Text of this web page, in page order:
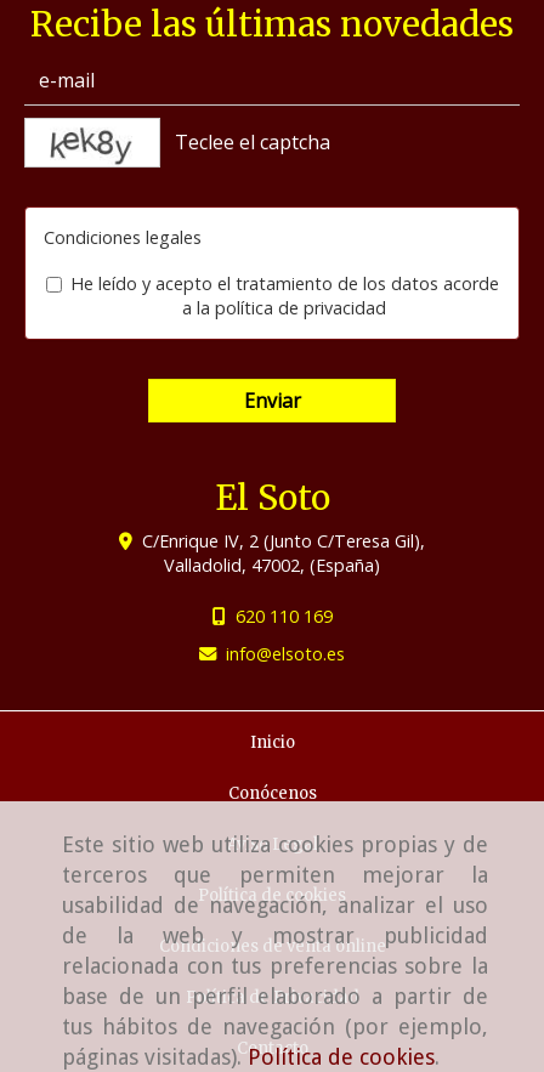
Este sitio web utiliza cookies propias y de
terceros que permiten mejorar la
usabilidad de navegación, analizar el uso
de la web y mostrar publicidad
relacionada con tus preferencias sobre la
base de un perfil elaborado a partir de
tus hábitos de navegación (por ejemplo,
páginas visitadas).Política de cookies.
Recibe las últimas novedades
Condiciones legales
He leído y acepto el tratamiento de los datos acorde
a la política de privacidad
Enviar
El Soto
C/Enrique IV, 2 (Junto C/Teresa Gil),
Valladolid, 47002, (España)
620 110 169
info
elsoto.es
Inicio
Conócenos
Aviso Legal
Política de cookies
Condiciones de venta online
Política de Privacidad
Contacto